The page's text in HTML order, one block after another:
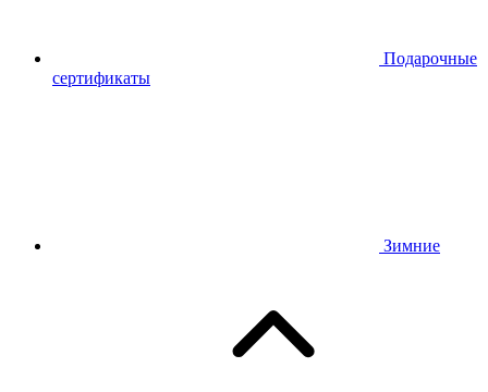
Подарочные
сертификаты
Зимние